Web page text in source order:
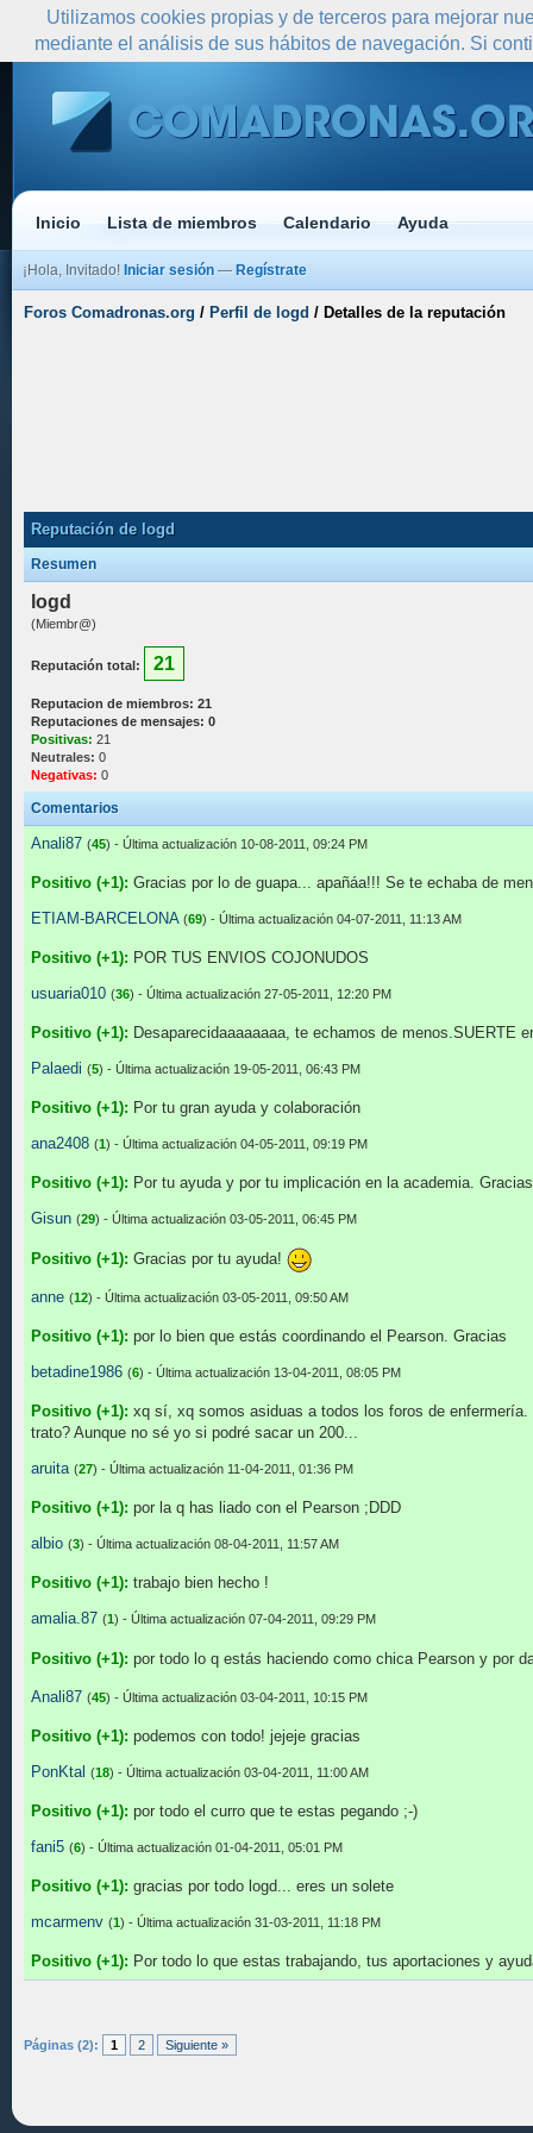
Inicio Lista de miembros Calendario Ayuda
¡Hola, Invitado! Iniciar sesión — Regístrate
Foros Comadronas.org / Perfil de logd / Detalles de la reputación
Reputación de logd
Resumen
logd
(Miembr@)
Reputación total: 21
Reputacion de miembros: 21
Reputaciones de mensajes: 0
Positivas: 21
Neutrales: 0
Negativas: 0
Comentarios
Anali87 (45) - Última actualización 10-08-2011, 09:24 PM
Positivo (+1): Gracias por lo de guapa... apañáa!!! Se te echaba de
ETIAM-BARCELONA (69) - Última actualización 04-07-2011, 11:13 AM
Positivo (+1): POR TUS ENVIOS COJONUDOS
usuaria010 (36) - Última actualización 27-05-2011, 12:20 PM
Positivo (+1): Desaparecidaaaaaaaa, te echamos de menos.SUERTE
Palaedi (5) - Última actualización 19-05-2011, 06:43 PM
Positivo (+1): Por tu gran ayuda y colaboración
ana2408 (1) - Última actualización 04-05-2011, 09:19 PM
Positivo (+1): Por tu ayuda y por tu implicación en la academia.
Gisun (29) - Última actualización 03-05-2011, 06:45 PM
Positivo (+1): Gracias por tu ayuda!
anne (12) - Última actualización 03-05-2011, 09:50 AM
Positivo (+1): por lo bien que estás coordinando el Pearson. Gracias
betadine1986 (6) - Última actualización 13-04-2011, 08:05 PM
Positivo (+1): xq sí, xq somos asiduas a todos los foros de
trato? Aunque no sé yo si podré sacar un 200...
aruita (27) - Última actualización 11-04-2011, 01:36 PM
Positivo (+1): por la q has liado con el Pearson ;DDD
albio (3) - Última actualización 08-04-2011, 11:57 AM
Positivo (+1): trabajo bien hecho !
amalia.87 (1) - Última actualización 07-04-2011, 09:29 PM
Positivo (+1): por todo lo q estás haciendo como chica Pearson y por
Anali87 (45) - Última actualización 03-04-2011, 10:15 PM
Positivo (+1): podemos con todo! jejeje gracias
PonKtal (18) - Última actualización 03-04-2011, 11:00 AM
Positivo (+1): por todo el curro que te estas pegando ;-)
fani5 (6) - Última actualización 01-04-2011, 05:01 PM
Positivo (+1): gracias por todo logd... eres un solete
mcarmenv (1) - Última actualización 31-03-2011, 11:18 PM
Positivo (+1): Por todo lo que estas trabajando, tus aportaciones y
Páginas (2): 1 2 Siguiente »
Utilizamos cookies propias y de terceros para mejorar
mediante el análisis de sus hábitos de navegación. Si